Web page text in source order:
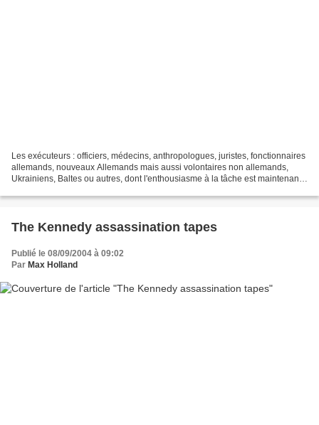
Les exécuteurs : officiers, médecins, anthropologues, juristes, fonctionnaires
allemands, nouveaux Allemands mais aussi volontaires non allemands,
Ukrainiens, Baltes ou autres, dont l'enthousiasme à la tâche est maintenant
The Kennedy assassination tapes
Publié le 08/09/2004 à 09:02
Par Max Holland